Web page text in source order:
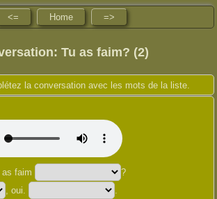
<= Home =>
Tu as faim? (2)
la conversation avec les mots de la liste.
faim
?
, oui.